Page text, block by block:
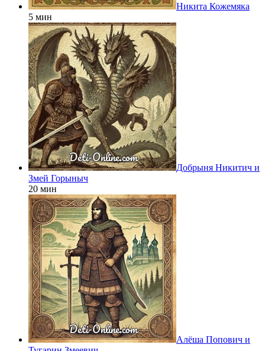
Никита Кожемяка
5 мин
Добрыня Никитич и
Змей Горыныч
20 мин
Алёша Попович и